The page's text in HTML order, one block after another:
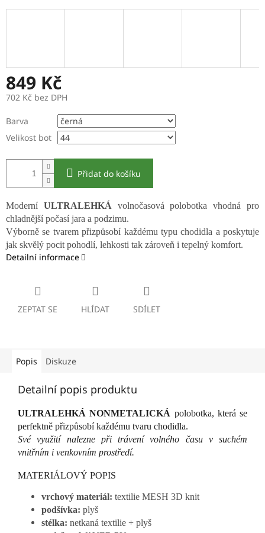
849 Kč
702 Kč bez DPH
cena:
Barva
Velikost bot
Přidat do košíku
Moderní ULTRALEHKÁ volnočasová polobotka vhodná pro
chladnější počasí jara a podzimu.
Výborně se tvarem přizpůsobí každému typu chodidla a poskytuje
jak skvělý pocit pohodlí, lehkosti tak zároveň i tepelný komfort.
Detailní informace
ZEPTAT SE HLÍDAT SDÍLET
Popis Diskuze
Detailní popis produktu
ULTRALEHKÁ NONMETALICKÁ polobotka, která se
perfektně přizpůsobí každému tvaru chodidla.
Své využití nalezne při trávení volného času v suchém
vnitřním i venkovním prostředí.
MATERIÁLOVÝ POPIS
vrchový materiál: textilie MESH 3D knit
podšívka: plyš
stélka: netkaná textilie + plyš